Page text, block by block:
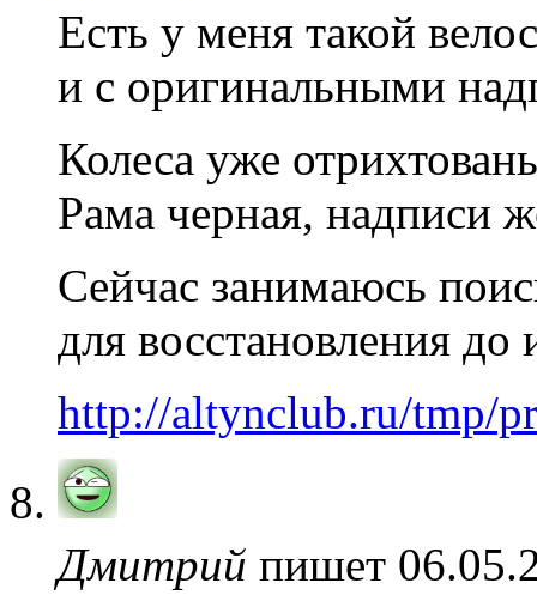
Есть у меня такой
и с оригинальными
Колеса уже
Рама черная, надписи
Сейчас занимаюсь
для восстановления до
http://altynclub.ru/tmp/
Дмитрий пишет